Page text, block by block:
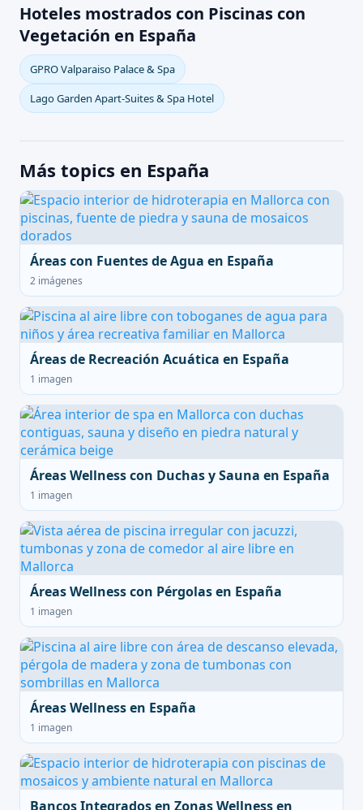
Hoteles mostrados con Piscinas con
Vegetación en España
GPRO Valparaiso Palace & Spa
Lago Garden Apart-Suites & Spa Hotel
Más topics en España
Áreas con Fuentes de Agua en España
2 imágenes
Áreas de Recreación Acuática en España
1 imagen
Áreas Wellness con Duchas y Sauna en España
1 imagen
Áreas Wellness con Pérgolas en España
1 imagen
Áreas Wellness en España
1 imagen
Bancos Integrados en Zonas Wellness en